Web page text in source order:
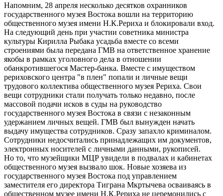
Напомним, 28 апреля несколько десятков охранников
государственного музея Востока вошли на территорию
общественного музея имени Н.К.Рериха и блокировали вход.
На следующий день при участии советника министра
культуры Кирилла Рыбака усадьба вместе со всеми
строениями была передана ГМВ на ответственное хранение
якобы в рамках уголовного дела в отношении
обанкротившегося Мастер-банка. Вместе с имуществом
рериховского центра "в плен" попали и личные вещи
трудового коллектива общественного музея Рериха. Свои
вещи сотрудники стали получать только недавно, после
массовой подачи исков в суды на руководство
государственного музея Востока в связи с незаконным
удержанием личных вещей. ГМВ был вынужден начать
выдачу имущества сотрудников. Сразу запахло криминалом.
Сотрудники недосчитались принадлежащих им документов,
электронных носителей с личными данными, рукописей.
Но то, что музейщики МЦР увидели в подвалах и кабинетах
общественного музея вызвало шок. Новые хозяева из
государственного музея Востока под управлением
заместителя его директора Тиграна Мкртычева осваиваясь в
общественном музее имени Н.К.Рериха не церемонились с